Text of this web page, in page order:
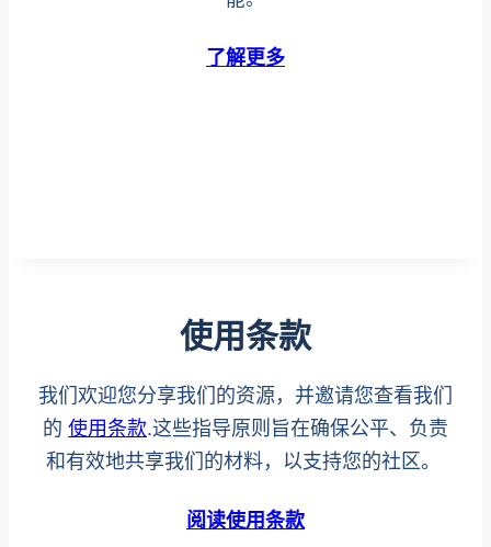
了解更多
使用条款
我们欢迎您分享我们的资源，并邀请您查看我们
的 使用条款.这些指导原则旨在确保公平、负责
和有效地共享我们的材料，以支持您的社区。
阅读使用条款